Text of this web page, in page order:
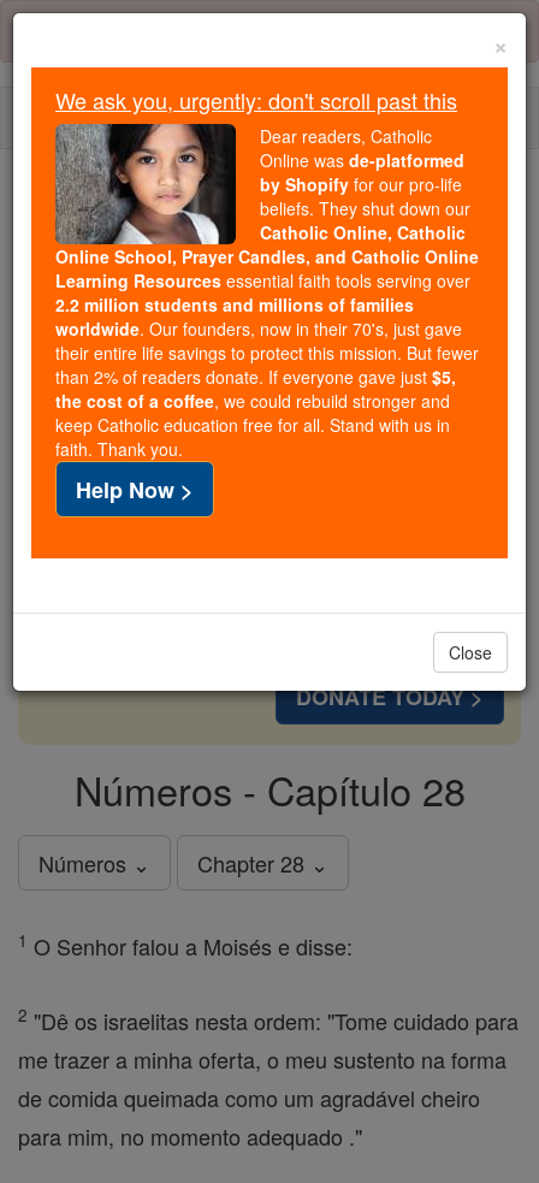
Skip
content
Because of You, 2.2 Million
Students Are Being Formed in the
Faith
Because of generous supporters like you,
Catholic Online School has already delivered
free, faithful Catholic education to over 2.2
million students across 193 countries. In an age
of noise and algorithms, you are helping form
souls with truth, prayer, Scripture, and Christ.
If everyone who reads this gave just $5 — the
free for all. Be Courageous. Be Catholic. Stand
DONATE TODAY >
Números - Capítulo 28
Números ⌄ Chapter 28 ⌄
1 O Senhor falou a Moisés e disse:
2 "Dê os israelitas nesta ordem: "Tome cuidado para
me trazer a minha oferta, o meu sustento na forma
de comida queimada como um agradável cheiro
para mim, no momento adequado ."
×
We ask you, urgently: don't scroll past this
Dear readers, Catholic
Online was de-platformed
by Shopify for our pro-life
beliefs. They shut down our
Catholic Online, Catholic
Online School, Prayer Candles, and Catholic Online
Learning Resources essential faith tools serving over
2.2 million students and millions of families
worldwide. Our founders, now in their 70's, just gave
their entire life savings to protect this mission. But fewer
than 2% of readers donate. If everyone gave just $5,
the cost of a coffee, we could rebuild stronger and
keep Catholic education free for all. Stand with us in
faith. Thank you.
Help Now >
Close